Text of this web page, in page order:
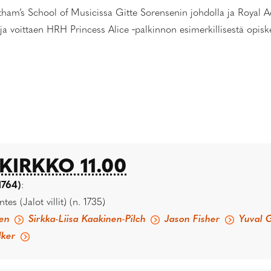
School of Musicissa Gitte Sorensenin johdolla ja Royal
voittaen HRH Princess Alice ‑palkinnon esimerkillisestä
11.00
:
(Jalot villit) (n. 1735)
Sirkka-Liisa Kaakinen-Pilch Jason Fisher
Yuval